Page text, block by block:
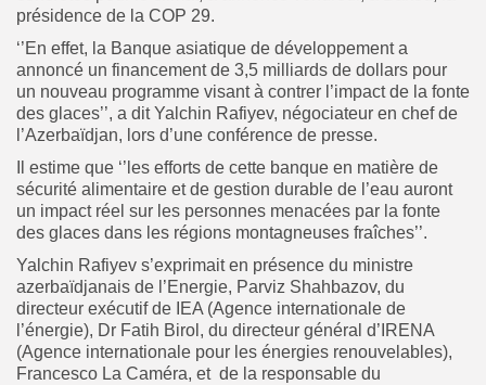
présidence de la COP 29.
‘’En effet, la Banque asiatique de développement a
annoncé un financement de 3,5 milliards de dollars pour
un nouveau programme visant à contrer l’impact de la fonte
des glaces’’, a dit Yalchin Rafiyev, négociateur en chef de
l’Azerbaïdjan, lors d’une conférence de presse.
Il estime que ‘’les efforts de cette banque en matière de
sécurité alimentaire et de gestion durable de l’eau auront
un impact réel sur les personnes menacées par la fonte
des glaces dans les régions montagneuses fraîches’’.
Yalchin Rafiyev s’exprimait en présence du ministre
azerbaïdjanais de l’Energie, Parviz Shahbazov, du
directeur exécutif de IEA (Agence internationale de
l’énergie), Dr Fatih Birol, du directeur général d’IRENA
(Agence internationale pour les énergies renouvelables),
Francesco La Caméra, et de la responsable du